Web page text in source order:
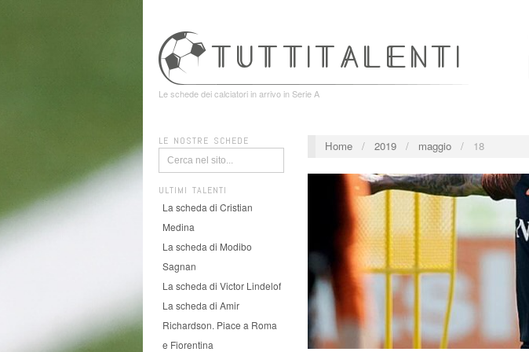
Le schede dei calciatori in arrivo in Serie A
LE NOSTRE SCHEDE
ULTIMI TALENTI
La scheda di Cristian
Medina
La scheda di Modibo
Sagnan
La scheda di Victor Lindelof
La scheda di Amir
Richardson. Piace a Roma
e Fiorentina
Home / 2019 / maggio / 18